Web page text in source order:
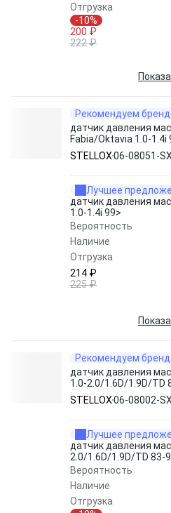
Отгрузка
-10%
200 ₽
222 ₽
Рекомендуем бренд
датчик давления
Fabia/Oktavia 1.0-1.4i
STELLOX
STELLOX06-08051-SX
Лучшее
датчик давления
1.0-1.4i 99>
Вероятность
Наличие
Отгрузка
214 ₽
225 ₽
Рекомендуем бренд
датчик давления
1.0-2.0/1.6D/1.9D/TD
STELLOX
STELLOX06-08002-SX
Лучшее
датчик давления
2.0/1.6D/1.9D/TD 83-
Вероятность
Наличие
Отгрузка